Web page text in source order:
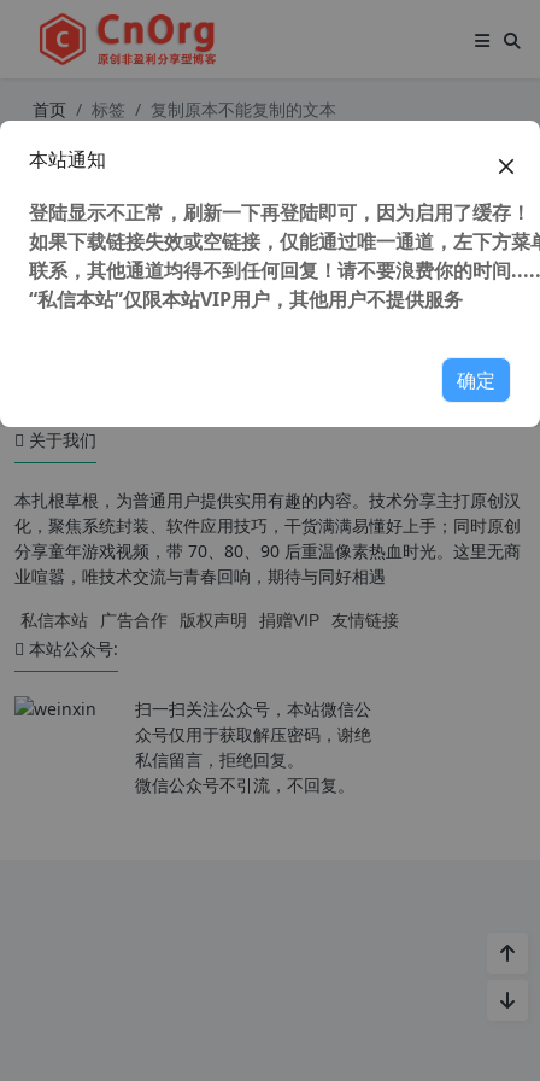
首页 标签 复制原本不能复制的文本
Textify v1.10.3 心语家园加强版 Wind
复制原本不能复制的文本
关于我们
本扎根草根，为普通用户提供实用有趣的内容。技术分享主打原创汉
化，聚焦系统封装、软件应用技巧，干货满满易懂好上手；同时原创
分享童年游戏视频，带 70、80、90 后重温像素热血时光。这里无商
业喧嚣，唯技术交流与青春回响，期待与同好相遇
私信本站 广告合作 版权声明 捐赠VIP 友情链接
本站公众号:
扫一扫关注公众号，本站微信公
众号仅用于获取解压密码，谢绝
私信留言，拒绝回复。
微信公众号不引流，不回复。
本站通知
登陆显示不正常，刷新一下再登陆即可，因为启用了缓存！
如果下载链接失效或空链接，仅能通过唯一通道，左下方菜
联系，其他通道均得不到任何回复！请不要浪费你的时间
“私信本站”仅限本站VIP用户，其他用户不提供服务
确定